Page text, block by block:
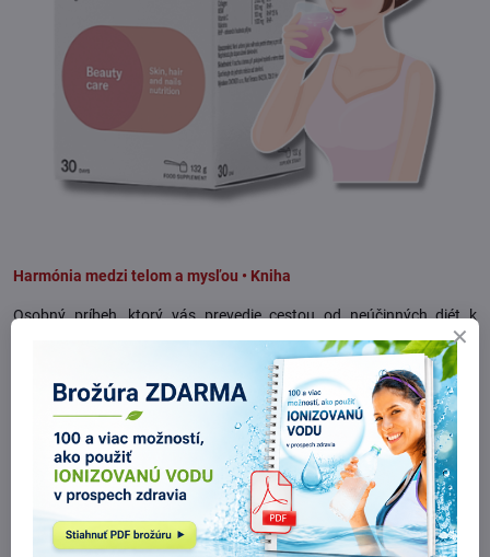
Harmónia medzi telom a mysľou • Kniha
Osobný príbeh, ktorý vás prevedie cestou od neúčinných diét k
skutočne zdravému životnému štýlu.
Kolagén Instantný prášok + MSM a Vitamín C 132g
Kolagén je ako tajný architekt tvojho tela – stará sa o pevnosť
pokožky, pružnosť kĺbov a zdravie vlasov či nechtov. No od 25. roku
života ho prirodzene začína ubúdať. Výsledok? Vrásky, slabšie vlasy,
krehké nechty a boľavé kĺby.
Kolagén instantný prášok obsahuje kolagénne peptidy (izolované
aminokyseliny) a organickú formu síry s vitamínom C na podporu